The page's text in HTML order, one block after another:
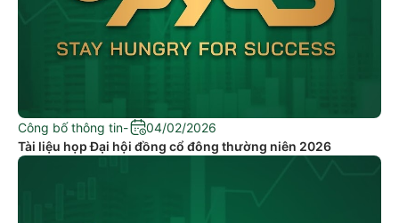
Công bố thông tin-
04/02/2026
Tài liệu họp Đại hội đồng cổ đông thường niên 2026